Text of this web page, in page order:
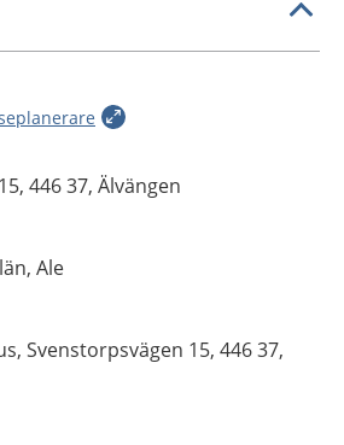
446 37, Älvängen
Ale
Svenstorpsvägen 15, 446 37,